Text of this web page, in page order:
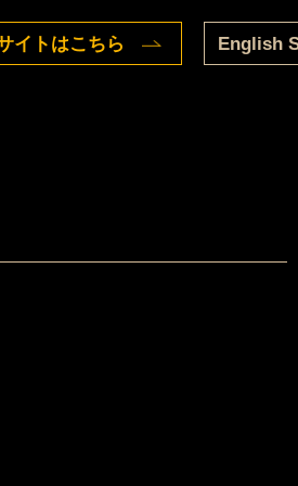
イトはこちら English